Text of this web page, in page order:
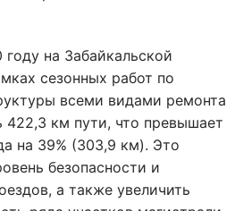
на Забайкальской
сезонных работ по
всеми видами ремонта
422,3 км пути, что превышает
на 39% (303,9 км). Это
безопасности и
а также увеличить